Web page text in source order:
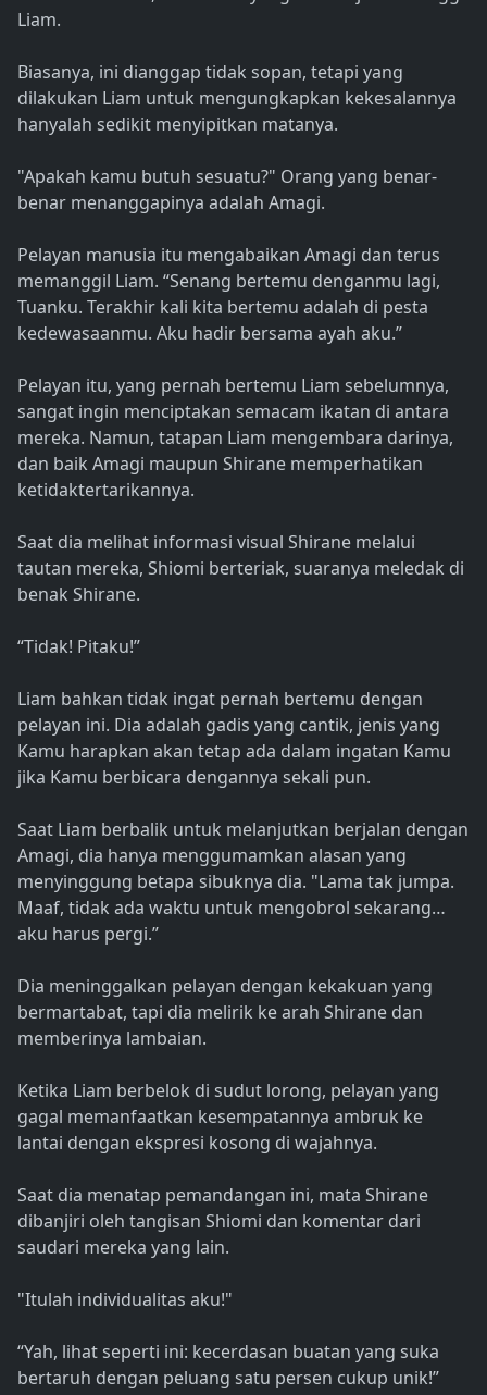
Liam.
Biasanya, ini dianggap tidak sopan, tetapi yang
dilakukan Liam untuk mengungkapkan kekesalannya
hanyalah sedikit menyipitkan matanya.
"Apakah kamu butuh sesuatu?" Orang yang benar-
benar menanggapinya adalah Amagi.
Pelayan manusia itu mengabaikan Amagi dan terus
memanggil Liam. “Senang bertemu denganmu lagi,
Tuanku. Terakhir kali kita bertemu adalah di pesta
kedewasaanmu. Aku hadir bersama ayah aku.”
Pelayan itu, yang pernah bertemu Liam sebelumnya,
sangat ingin menciptakan semacam ikatan di antara
mereka. Namun, tatapan Liam mengembara darinya,
dan baik Amagi maupun Shirane memperhatikan
ketidaktertarikannya.
Saat dia melihat informasi visual Shirane melalui
tautan mereka, Shiomi berteriak, suaranya meledak di
benak Shirane.
“Tidak! Pitaku!”
Liam bahkan tidak ingat pernah bertemu dengan
pelayan ini. Dia adalah gadis yang cantik, jenis yang
Kamu harapkan akan tetap ada dalam ingatan Kamu
jika Kamu berbicara dengannya sekali pun.
Saat Liam berbalik untuk melanjutkan berjalan dengan
Amagi, dia hanya menggumamkan alasan yang
menyinggung betapa sibuknya dia. "Lama tak jumpa.
Maaf, tidak ada waktu untuk mengobrol sekarang…
aku harus pergi.”
Dia meninggalkan pelayan dengan kekakuan yang
bermartabat, tapi dia melirik ke arah Shirane dan
memberinya lambaian.
Ketika Liam berbelok di sudut lorong, pelayan yang
gagal memanfaatkan kesempatannya ambruk ke
lantai dengan ekspresi kosong di wajahnya.
Saat dia menatap pemandangan ini, mata Shirane
dibanjiri oleh tangisan Shiomi dan komentar dari
saudari mereka yang lain.
"Itulah individualitas aku!"
“Yah, lihat seperti ini: kecerdasan buatan yang suka
bertaruh dengan peluang satu persen cukup unik!”